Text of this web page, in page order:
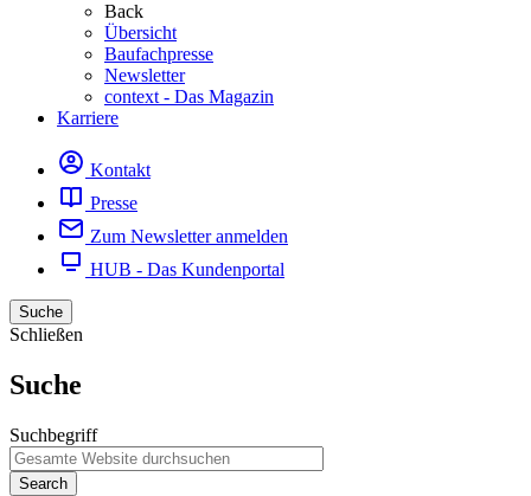
Back
Übersicht
Baufachpresse
Newsletter
context - Das Magazin
Karriere
Kontakt
Presse
Zum Newsletter anmelden
HUB - Das Kundenportal
Suche
Schließen
Suche
Suchbegriff